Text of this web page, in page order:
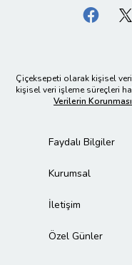
Çiçeksepeti olarak kişisel
kişisel veri işleme süreçleri
Verilerin
Faydalı Bilgiler
Kurumsal
İletişim
Özel Günler